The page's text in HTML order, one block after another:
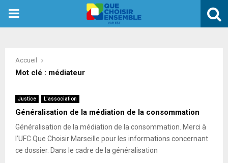
PRIMARY
Accueil
Mot clé : médiateur
Justice L'association
Généralisation de la médiation de la consommation
Généralisation de la médiation de la consommation. Merci à
l’UFC Que Choisir Marseille pour les informations concernant
ce dossier. Dans le cadre de la généralisation